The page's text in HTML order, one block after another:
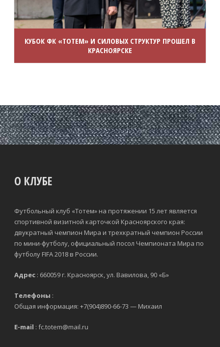
КУБОК ФК «ТОТЕМ» И СИЛОВЫХ СТРУКТУР ПРОШЕЛ В
КРАСНОЯРСКЕ
О КЛУБЕ
Футбольный клуб «Тотем» на протяжении 15 лет является
спортивной визитной карточкой Красноярского края:
двукратный чемпион Мира и трехкратный чемпион России
по мини-футболу, официальный посол Чемпионата Мира по
футболу FIFA 2018 в России.
Адрес : 660059 г. Красноярск, ул. Вавилова, 90 «Б»
Телефоны :
Общая информация: +7(904)890-66-73 — Михаил
E-mail : fc.totem@mail.ru